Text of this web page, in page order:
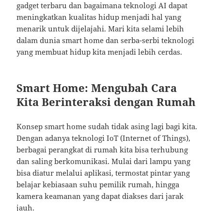
gadget terbaru dan bagaimana teknologi AI dapat
meningkatkan kualitas hidup menjadi hal yang
menarik untuk dijelajahi. Mari kita selami lebih
dalam dunia smart home dan serba-serbi teknologi
yang membuat hidup kita menjadi lebih cerdas.
Smart Home: Mengubah Cara
Kita Berinteraksi dengan Rumah
Konsep smart home sudah tidak asing lagi bagi kita.
Dengan adanya teknologi IoT (Internet of Things),
berbagai perangkat di rumah kita bisa terhubung
dan saling berkomunikasi. Mulai dari lampu yang
bisa diatur melalui aplikasi, termostat pintar yang
belajar kebiasaan suhu pemilik rumah, hingga
kamera keamanan yang dapat diakses dari jarak
jauh.